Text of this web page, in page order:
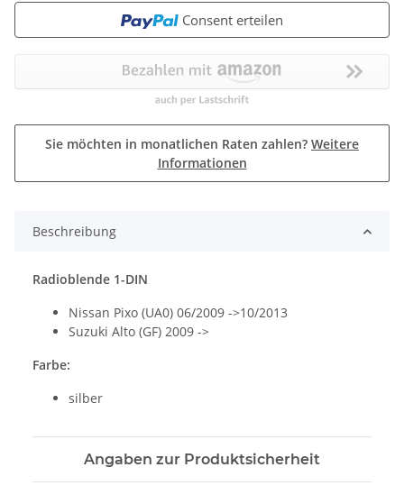
Consent erteilen
Sie möchten in monatlichen Raten zahlen? Weitere
Informationen
Beschreibung
Radioblende 1-DIN
Nissan Pixo (UA0) 06/2009 ->10/2013
Suzuki Alto (GF) 2009 ->
Farbe:
silber
Angaben zur Produktsicherheit